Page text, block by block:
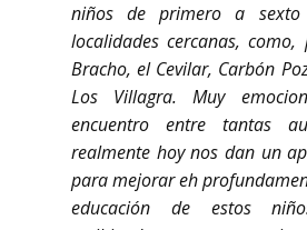
niños de primero a
localidades cercanas,
Bracho, el Cevilar, Carbón
Los Villagra. Muy
encuentro entre tantas
realmente hoy nos dan un
para mejorar eh
educación de estos